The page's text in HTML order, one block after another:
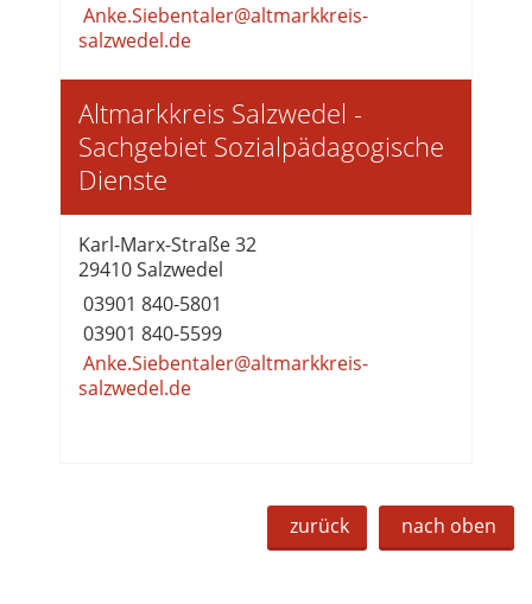
Anke.Siebentaler@altmarkkreis-
salzwedel.de
Altmarkkreis Salzwedel -
Sachgebiet Sozialpädagogische
Dienste
Karl-Marx-Straße 32
29410 Salzwedel
03901 840-5801
03901 840-5599
Anke.Siebentaler@altmarkkreis-
salzwedel.de
zurück nach oben